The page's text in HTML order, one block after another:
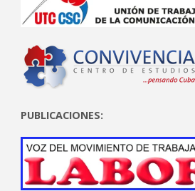
PUBLICACIONES: